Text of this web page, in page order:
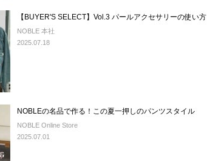
【BUYER'S SELECT】Vol.3 パールアクセサリーの使い方
NOBLE 本社
2025.07.18
NOBLEの名品で作る！この夏一押しのパンツスタイル
NOBLE Online Store
2025.07.01